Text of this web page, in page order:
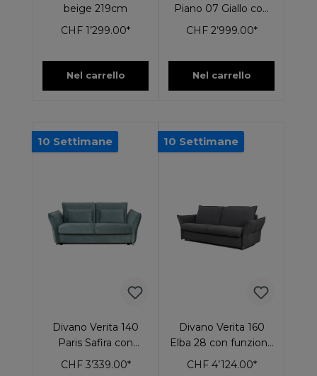
beige 219cm
CHF 1’299.00*
Nel carrello
Piano 07 Giallo con
funzione sleep
CHF 2’999.00*
Nel carrello
10 Settimane
Divano Verita 140
Paris Safira con
funzione letto
CHF 3’339.00*
10 Settimane
Divano Verita 160
Elba 28 con funzione
letto
CHF 4’124.00*